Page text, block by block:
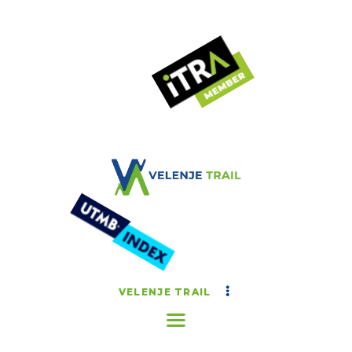
VELENJE TRAIL
VELENJE TRAIL
Zimska tekaška avantura
ČASOVNICA DOGODKA
NOVICE
REZULTATI
GALERIJA
KONTAKT